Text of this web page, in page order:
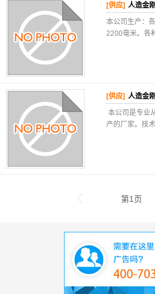
[供应] 人造金
本公司生产：
2200毫米。各
[供应] 人造金
本公司是专业
产的厂家。技
第1页